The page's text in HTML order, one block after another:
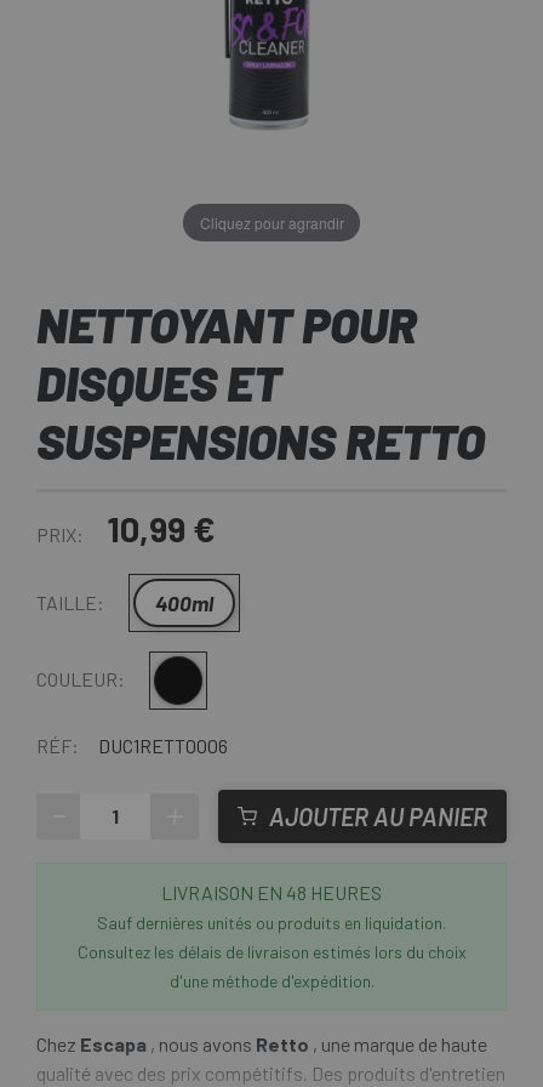
Cliquez pour agrandir
NETTOYANT POUR
DISQUES ET
SUSPENSIONS RETTO
PRIX: 10,99 €
TAILLE: 400ml
COULEUR: Multi
RÉF: DUC1RETT0006
AJOUTER AU PANIER
LIVRAISON EN 48 HEURES
Sauf dernières unités ou produits en liquidation.
Consultez les délais de livraison estimés lors du choix
d'une méthode d'expédition.
Chez Escapa , nous avons Retto , une marque de haute
qualité avec des prix compétitifs. Des produits d'entretien